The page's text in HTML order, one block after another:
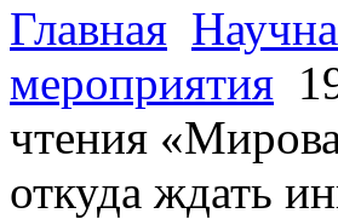
Главная
мероприятия
чтения
откуда ждать